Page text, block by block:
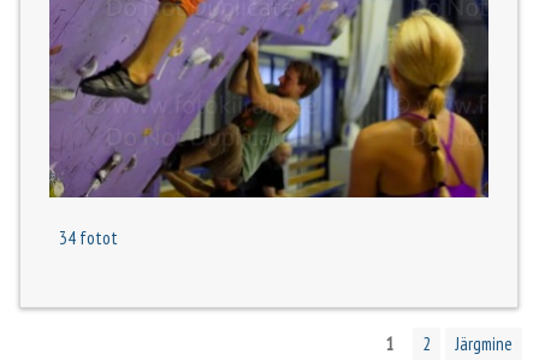
34 fotot
1 2 Järgmine